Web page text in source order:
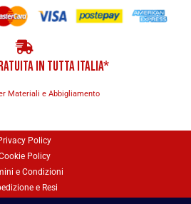
IN TUTTA ITALIA*
Materiali e Abbigliamento
Policy
Policy
e Condizioni
e Resi